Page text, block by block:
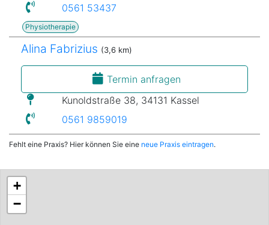
0561 53437
Physiotherapie
Alina Fabrizius (3,6 km)
Termin anfragen
Kunoldstraße 38, 34131 Kassel
0561 9859019
Fehlt eine Praxis? Hier können Sie eine neue Praxis eintragen.
+
−